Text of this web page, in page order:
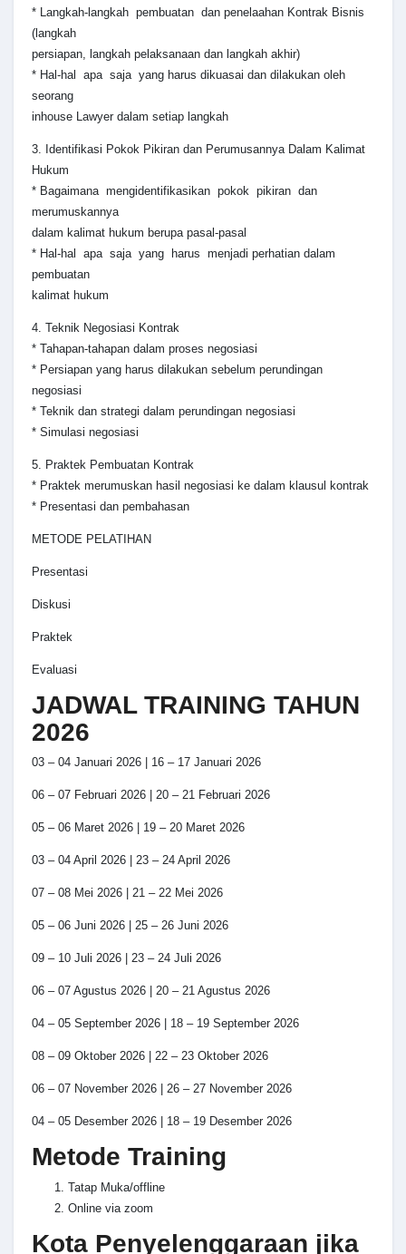
* Langkah-langkah pembuatan dan penelaahan Kontrak Bisnis
(langkah
persiapan, langkah pelaksanaan dan langkah akhir)
* Hal-hal apa saja yang harus dikuasai dan dilakukan oleh
seorang
inhouse Lawyer dalam setiap langkah
3. Identifikasi Pokok Pikiran dan Perumusannya Dalam Kalimat
Hukum
* Bagaimana mengidentifikasikan pokok pikiran dan
merumuskannya
dalam kalimat hukum berupa pasal-pasal
* Hal-hal apa saja yang harus menjadi perhatian dalam
pembuatan
kalimat hukum
4. Teknik Negosiasi Kontrak
* Tahapan-tahapan dalam proses negosiasi
* Persiapan yang harus dilakukan sebelum perundingan
negosiasi
* Teknik dan strategi dalam perundingan negosiasi
* Simulasi negosiasi
5. Praktek Pembuatan Kontrak
* Praktek merumuskan hasil negosiasi ke dalam klausul kontrak
* Presentasi dan pembahasan
METODE PELATIHAN
Presentasi
Diskusi
Praktek
Evaluasi
JADWAL TRAINING TAHUN
2026
03 – 04 Januari 2026 | 16 – 17 Januari 2026
06 – 07 Februari 2026 | 20 – 21 Februari 2026
05 – 06 Maret 2026 | 19 – 20 Maret 2026
03 – 04 April 2026 | 23 – 24 April 2026
07 – 08 Mei 2026 | 21 – 22 Mei 2026
05 – 06 Juni 2026 | 25 – 26 Juni 2026
09 – 10 Juli 2026 | 23 – 24 Juli 2026
06 – 07 Agustus 2026 | 20 – 21 Agustus 2026
04 – 05 September 2026 | 18 – 19 September 2026
08 – 09 Oktober 2026 | 22 – 23 Oktober 2026
06 – 07 November 2026 | 26 – 27 November 2026
04 – 05 Desember 2026 | 18 – 19 Desember 2026
Metode Training
Tatap Muka/offline
Online via zoom
Kota Penyelenggaraan jika